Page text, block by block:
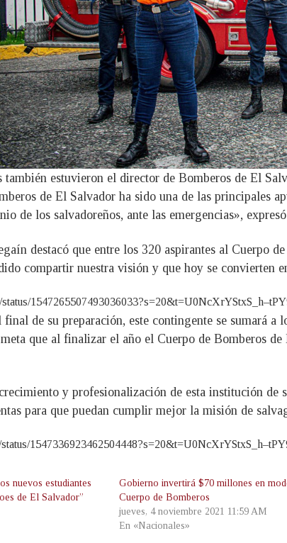
también estuvieron el director de Bomberos de El
de El Salvador ha sido una de las principales
de los salvadoreños, ante las emergencias»,
destacó que entre los 320 aspirantes al Cuerpo
compartir nuestra visión y que hoy se convierten
de su preparación, este contingente se sumará a
que al finalizar el año el Cuerpo de Bomberos
y profesionalización de esta institución
para que puedan cumplir mejor la misión de
nuevos estudiantes
de El Salvador”
Gobierno invertirá $70 millones en
Cuerpo de Bomberos
jueves, 4 noviembre 2021 11:59 AM
En «Nacionales»